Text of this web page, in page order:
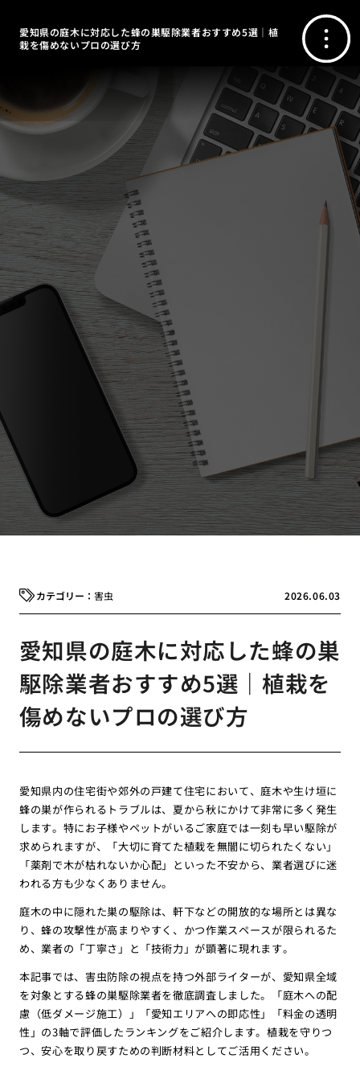
愛知県の庭木に対応した蜂の巣駆除業者おすすめ5選｜植
栽を傷めないプロの選び方
2026.06.03
害虫
愛知県の庭木に対応した蜂の巣
駆除業者おすすめ5選｜植栽を
傷めないプロの選び方
愛知県内の住宅街や郊外の戸建て住宅において、庭木や生け垣に
蜂の巣が作られるトラブルは、夏から秋にかけて非常に多く発生
します。特にお子様やペットがいるご家庭では一刻も早い駆除が
求められますが、「大切に育てた植栽を無闇に切られたくない」
「薬剤で木が枯れないか心配」といった不安から、業者選びに迷
われる方も少なくありません。
庭木の中に隠れた巣の駆除は、軒下などの開放的な場所とは異な
り、蜂の攻撃性が高まりやすく、かつ作業スペースが限られるた
め、業者の「丁寧さ」と「技術力」が顕著に現れます。
本記事では、害虫防除の視点を持つ外部ライターが、愛知県全域
を対象とする蜂の巣駆除業者を徹底調査しました。「庭木への配
慮（低ダメージ施工）」「愛知エリアへの即応性」「料金の透明
性」の3軸で評価したランキングをご紹介します。植栽を守りつ
つ、安心を取り戻すための判断材料としてご活用ください。